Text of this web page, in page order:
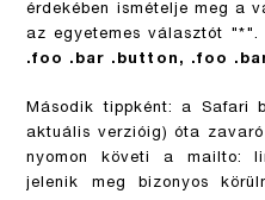
érdekében ismételje meg a
az egyetemes választót "*".
.foo .bar .button, .foo
Második tippként: a Safari
aktuális verzióig) óta
nyomon követi a mailto:
jelenik meg bizonyos